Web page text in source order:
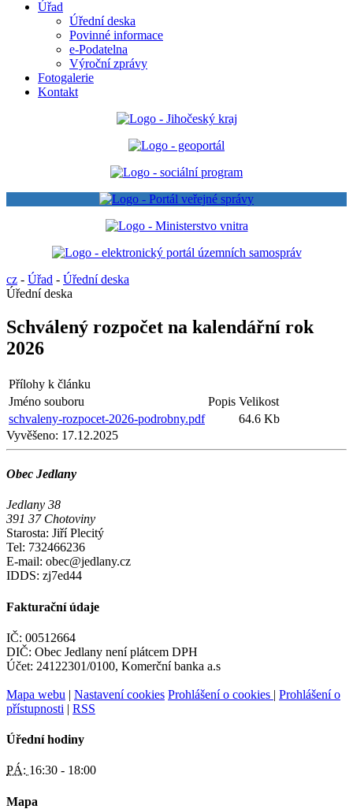
Úřad
Úřední deska
Povinné informace
e-Podatelna
Výroční zprávy
Fotogalerie
Kontakt
cz - Úřad - Úřední deska
Úřední deska
Schválený rozpočet na kalendářní rok
2026
Přílohy k článku
Jméno souboru
Popis Velikost
schvaleny-rozpocet-2026-podrobny.pdf
64.6 Kb
Vyvěšeno: 17.12.2025
Obec Jedlany
Jedlany 38
391 37 Chotoviny
Starosta: Jiří Plecitý
Tel: 732466236
E-mail: obec@jedlany.cz
IDDS: zj7ed44
Fakturační údaje
IČ: 00512664
DIČ: Obec Jedlany není plátcem DPH
Účet: 24122301/0100, Komerční banka a.s
Mapa webu | Nastavení cookies Prohlášení o cookies | Prohlášení o
přístupnosti | RSS
Úřední hodiny
PÁ: 16:30 - 18:00
Mapa